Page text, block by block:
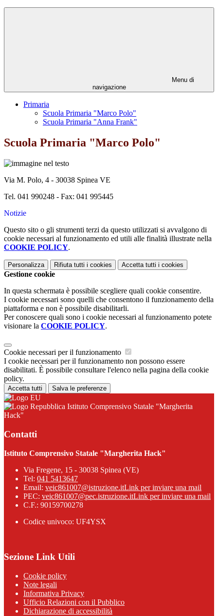
Menu di
navigazione
Primaria
Scuola Primaria "Marco Polo"
Scuola Primaria "Anna Frank"
Scuola Primaria "Marco Polo"
Via M. Polo, 4 - 30038 Spinea VE
Tel. 041 990248 - Fax: 041 995445
Notizie
Questo sito o gli strumenti terzi da questo utilizzati si avvalgono di
cookie necessari al funzionamento ed utili alle finalità illustrate nella
COOKIE POLICY.
Personalizza Rifiuta tutti i cookies Accetta tutti i cookies
Gestione cookie
In questa schermata è possibile scegliere quali cookie consentire.
I cookie necessari sono quelli che consentono il funzionamento della
piattaforma e non è possibile disabilitarli.
Per conoscere quali sono i cookie necessari al funzionamento potete
visionare la COOKIE POLICY.
Cookie necessari per il funzionamento
I cookie necessari per il funzionamento non possono essere
disabilitati. È possibile consultare l'elenco nella pagina della cookie
policy.
Accetta tutti Salva le preferenze
Istituto Comprensivo Statale "Margherita
Hack"
Contatti
Istituto Comprensivo Statale "Margherita Hack"
Via Fregene, 15 - 30038 Spinea (VE)
Tel: 041 5413647
Email: veic861007@istruzione.itLink per inviare una mail
PEC: veic861007@pec.istruzione.itLink per inviare una mail
C.F.: 90159700278
Codice univoco: UF4YSX
Sezione Link Utili
Cookie policy
Note legali
Informativa Privacy
Ufficio Relazioni con il Pubblico
Dichiarazione di accessibilità